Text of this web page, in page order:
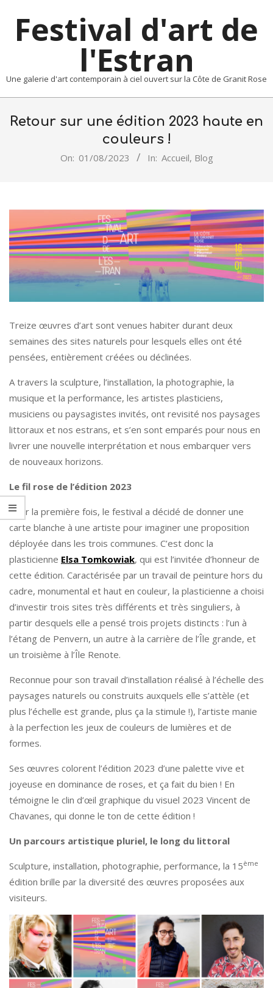
contentFestival d'art de
l'Estran
Une galerie d'art contemporain à ciel ouvert sur la Côte de Granit Rose
Navigation
Retour sur une édition 2023 haute en
couleurs !
On: 01/08/2023 In: Accueil, Blog
Treize œuvres d’art sont venues habiter durant deux
semaines des sites naturels pour lesquels elles ont été
pensées, entièrement créées ou déclinées.
A travers la sculpture, l’installation, la photographie, la
musique et la performance, les artistes plasticiens,
musiciens ou paysagistes invités, ont revisité nos paysages
littoraux et nos estrans, et s’en sont emparés pour nous en
livrer une nouvelle interprétation et nous embarquer vers
de nouveaux horizons.
Le fil rose de l’édition 2023
Pour la première fois, le festival a décidé de donner une
carte blanche à une artiste pour imaginer une proposition
déployée dans les trois communes. C’est donc la
plasticienne Elsa Tomkowiak, qui est l’invitée d’honneur de
cette édition. Caractérisée par un travail de peinture hors du
cadre, monumental et haut en couleur, la plasticienne a choisi
d’investir trois sites très différents et très singuliers, à
partir desquels elle a pensé trois projets distincts : l’un à
l’étang de Penvern, un autre à la carrière de l’Île grande, et
un troisième à l’Île Renote.
Reconnue pour son travail d’installation réalisé à l’échelle des
paysages naturels ou construits auxquels elle s’attèle (et
plus l’échelle est grande, plus ça la stimule !), l’artiste manie
à la perfection les jeux de couleurs de lumières et de
formes.
Ses œuvres colorent l’édition 2023 d’une palette vive et
joyeuse en dominance de roses, et ça fait du bien ! En
témoigne le clin d’œil graphique du visuel 2023 Vincent de
Chavanes, qui donne le ton de cette édition !
Un parcours artistique pluriel, le long du littoral
Sculpture, installation, photographie, performance, la 15ème
édition brille par la diversité des œuvres proposées aux
visiteurs.